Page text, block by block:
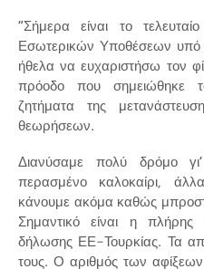
“Σήμερα είναι το
Εσωτερικών Υποθέσεων
ήθελα να ευχαριστήσω τον
πρόοδο που σημειώθηκε
ζητήματα της
θεωρήσεων.
Διανύσαμε πολύ δρόμο
περασμένο καλοκαίρι,
κάνουμε ακόμα καθώς
Σημαντικό είναι η
δήλωσης ΕΕ-Τουρκίας. Τα
τους. Ο αριθμός των αφίξεων